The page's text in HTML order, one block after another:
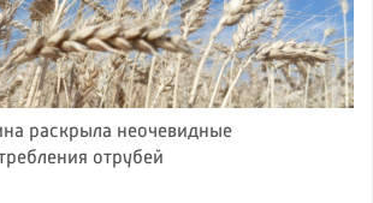
раскрыла неочевидные
отрубей